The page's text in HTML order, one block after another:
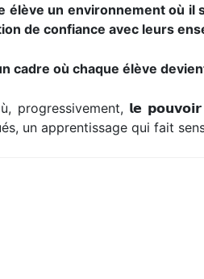
élève un environnement où
de confiance avec leurs
cadre où chaque élève
progressivement, 𝗹𝗲
un apprentissage qui fait